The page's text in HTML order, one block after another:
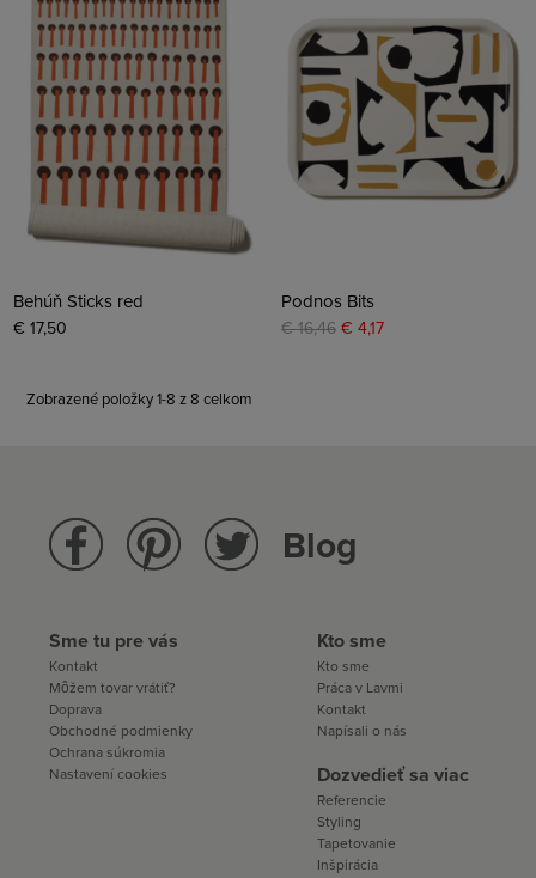
Behúň Sticks red
€ 17,50
Podnos Bits
€ 16,46 € 4,17
Zobrazené položky 1-8 z 8 celkom
Blog
Sme tu pre vás
Kontakt
Môžem tovar vrátiť?
Doprava
Obchodné podmienky
Ochrana súkromia
Nastavení cookies
Kto sme
Kto sme
Práca v Lavmi
Kontakt
Napísali o nás
Dozvedieť sa viac
Referencie
Styling
Tapetovanie
Inšpirácia